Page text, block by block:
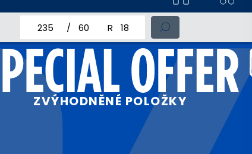
jmenovitá šířka pneumatiky
profil pneumatikyjmenovitý průměr pneumatiky
ZVÝHODNĚNÉ POLOŽKY